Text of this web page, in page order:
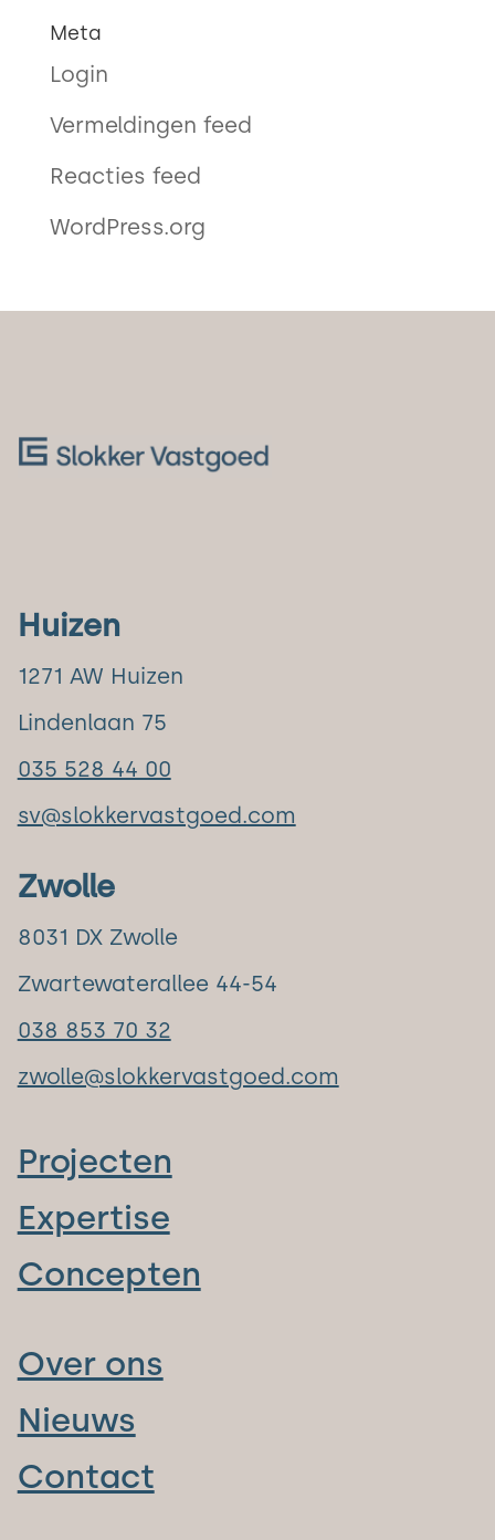
Meta
Login
Vermeldingen feed
Reacties feed
WordPress.org
Huizen
1271 AW Huizen
Lindenlaan 75
035 528 44 00
sv@slokkervastgoed.com
Zwolle
8031 DX Zwolle
Zwartewaterallee 44-54
038 853 70 32
zwolle@slokkervastgoed.com
Projecten
Expertise
Concepten
Over ons
Nieuws
Contact